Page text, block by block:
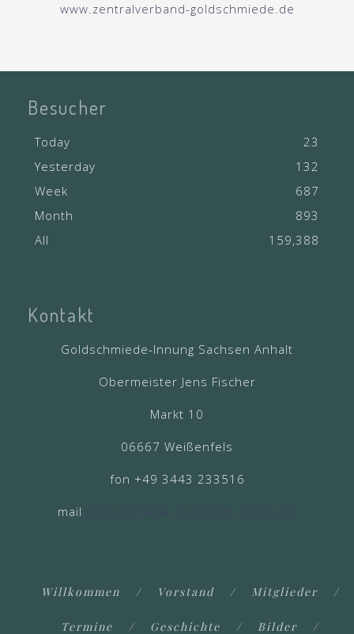
www.zentralverband-goldschmiede.de
Besucher
Today
23
Yesterday
132
Week
687
Month
893
All
159,388
Kontakt
Goldschmiede-Innung Sachsen Anhalt
Obermeister Jens Fischer
Markt 10
06667 Weißenfels
fon +49 3443 233516
mail
Willkommen Vorstand Mitglieder
Termine Geschichte Bilder